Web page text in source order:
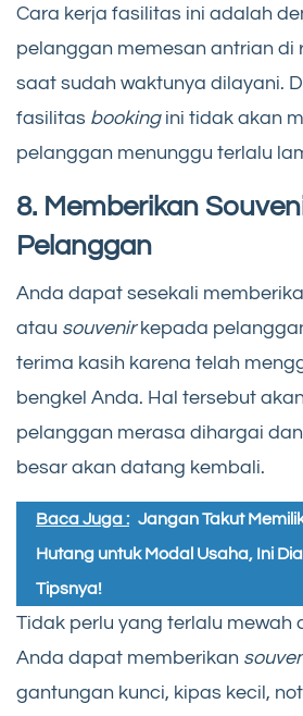
Cara kerja fasilitas ini adalah
pelanggan memesan antrian di
saat sudah waktunya dilayani.
fasilitas booking ini tidak akan
pelanggan menunggu terlalu
8. Memberikan
Pelanggan
Anda dapat sesekali
atau souvenirkepada
terima kasih karena telah
bengkel Anda. Hal tersebut
pelanggan merasa dihargai
besar akan datang kembali.
Baca Juga : Jangan Takut
Hutang untuk Modal Usaha, Ini Dia
Tipsnya!
Tidak perlu yang terlalu mewah
Anda dapat memberikan
gantungan kunci, kipas kecil,